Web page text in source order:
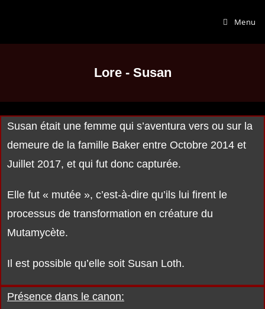
Menu
Lore - Susan
Susan était une femme qui s’aventura vers ou sur la
demeure de la famille Baker entre Octobre 2014 et
Juillet 2017, et qui fut donc capturée.
Elle fut « mutée », c’est-à-dire qu’ils lui firent le
processus de transformation en créature du
Mutamycète.
Il est possible qu’elle soit Susan Loth.
Présence dans le canon: